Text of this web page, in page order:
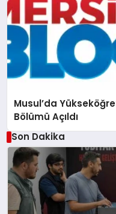
Musul’da
Bölümü Açıldı
Son Dakika